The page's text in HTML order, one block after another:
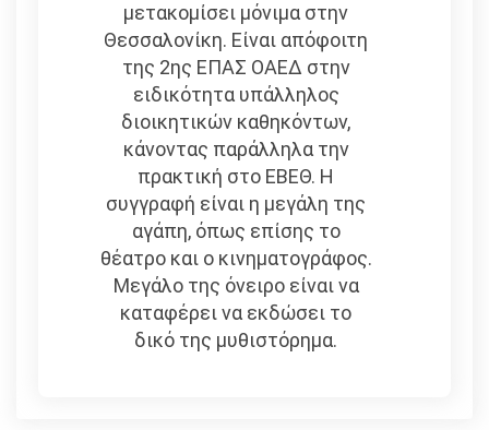
μετακομίσει μόνιμα στην
Θεσσαλονίκη. Είναι απόφοιτη
της 2ης ΕΠΑΣ ΟΑΕΔ στην
ειδικότητα υπάλληλος
διοικητικών καθηκόντων,
κάνοντας παράλληλα την
πρακτική στο ΕΒΕΘ. Η
συγγραφή είναι η μεγάλη της
αγάπη, όπως επίσης το
θέατρο και ο κινηματογράφος.
Μεγάλο της όνειρο είναι να
καταφέρει να εκδώσει το
δικό της μυθιστόρημα.